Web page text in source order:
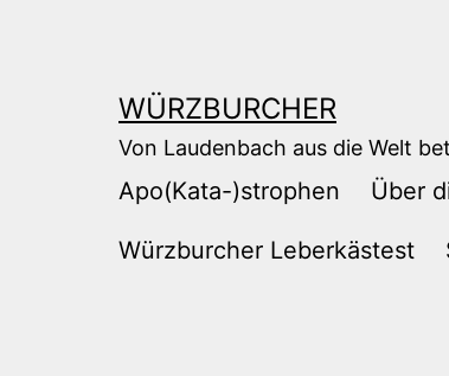
WÜRZBURCHER
Von Laudenbach aus die Welt
Apo(Kata-)strophen Über
Würzburcher Leberkästest